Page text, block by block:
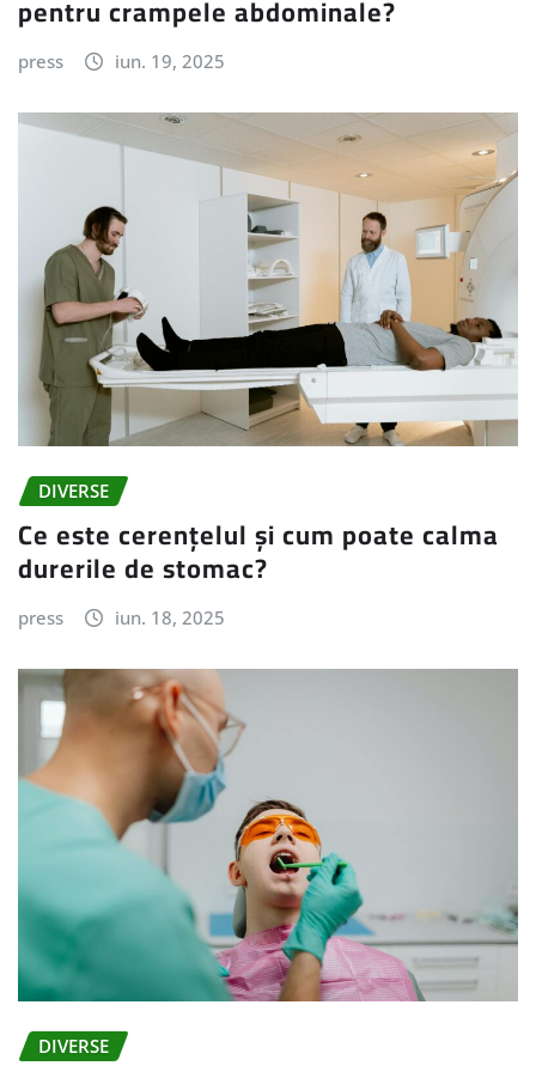
pentru crampele abdominale?
press iun. 19, 2025
DIVERSE
Ce este cerențelul și cum poate calma
durerile de stomac?
press iun. 18, 2025
DIVERSE